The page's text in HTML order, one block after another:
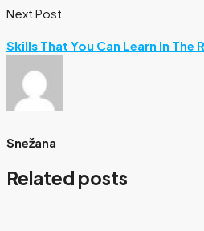
Next Post
Skills That You Can Learn In The
Snežana
Related posts